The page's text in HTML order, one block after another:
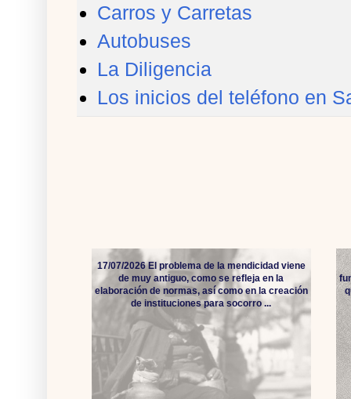
Carros y Carretas
Autobuses
La Diligencia
Los inicios del teléfono en
17/07/2026 El problema de la mendicidad viene
de muy antiguo, como se refleja en la
elaboración de normas, así como en la creación
de instituciones para socorro ...